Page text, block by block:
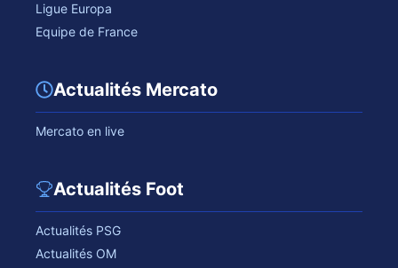
Ligue Europa
Equipe de France
Actualités Mercato
Mercato en live
Actualités Foot
Actualités PSG
Actualités OM